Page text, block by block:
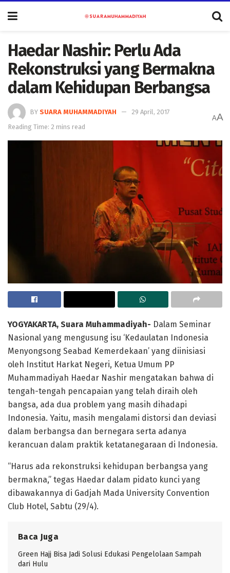
Haedar Nashir: Perlu Ada
Rekonstruksi yang Bermakna
dalam Kehidupan Berbangsa
BY SUARA MUHAMMADIYAH
29 April, 2017
Reading Time: 2 mins read
AA
YOGYAKARTA, Suara Muhammadiyah- Dalam Seminar
Nasional yang mengusung isu ‘Kedaulatan Indonesia
Menyongsong Seabad Kemerdekaan’ yang diinisiasi
oleh Institut Harkat Negeri, Ketua Umum PP
Muhammadiyah Haedar Nashir mengatakan bahwa di
tengah-tengah pencapaian yang telah diraih oleh
bangsa, ada dua problem yang masih dihadapi
Indonesia. Yaitu, masih mengalami distorsi dan deviasi
dalam berbangsa dan bernegara serta adanya
kerancuan dalam praktik ketatanegaraan di Indonesia.
“Harus ada rekonstruksi kehidupan berbangsa yang
bermakna,” tegas Haedar dalam pidato kunci yang
dibawakannya di Gadjah Mada University Convention
Club Hotel, Sabtu (29/4).
Baca Juga
Green Hajj Bisa Jadi Solusi Edukasi Pengelolaan Sampah
dari Hulu